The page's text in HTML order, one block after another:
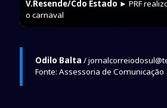
V.Resende/Cdo Estado ► PRF
o carnaval
Odilo Balta /
Fonte: Assessoria de Comunicação